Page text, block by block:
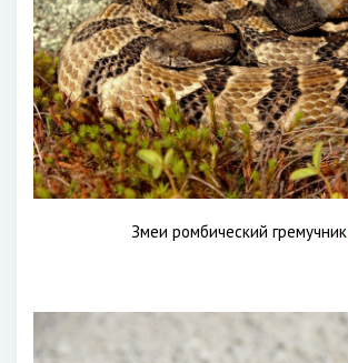
Змеи ромбический гремучник